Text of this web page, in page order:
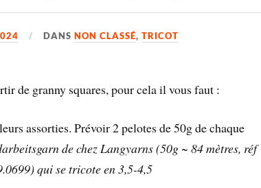
DANSNON CLASSÉ,TRICOT
de granny squares, pour cela il vous faut :
assorties. Prévoir 2 pelotes de 50g de chaque
de chez Langyarns (50g ~ 84 mètres, réf
qui se tricote en 3,5-4,5